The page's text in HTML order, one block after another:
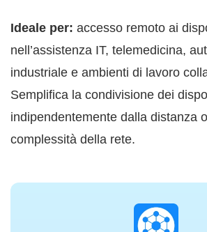
Ideale per: accesso remoto ai
nell’assistenza IT, telemedicina,
industriale e ambienti di lavoro
Semplifica la condivisione dei
indipendentemente dalla distanza
complessità della rete.